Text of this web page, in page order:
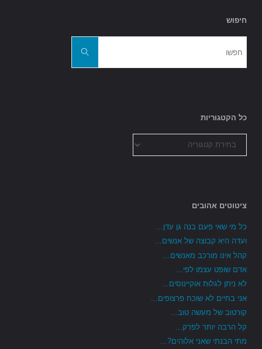
חיפוש
חפשו
כל הקטגוריות
הקטגוריות
ציטוטים אהובים
כל מי שאי פעם בנה גן עדן...
ועדה היא קבוצה של אנשים...
קהל אינו מורכב מאנשים...
אדם שופט עצמו לפי...
לא ניתן לגלות אוקיינוסים...
אני בחיים לא שוכח פרצופים...
קורטוב של מעשה טוב...
קל הרבה יותר לפרק...
מתי הבנתי שאני אלוהים?...